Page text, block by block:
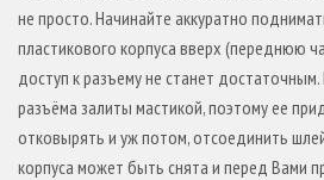
не просто. Начинайте аккуратно
пластикового корпуса вверх (переднюю
доступ к разъему не станет
разъёма залиты мастикой, поэтому ее
отковырять и уж потом, отсоединить
корпуса может быть снята и перед Вами